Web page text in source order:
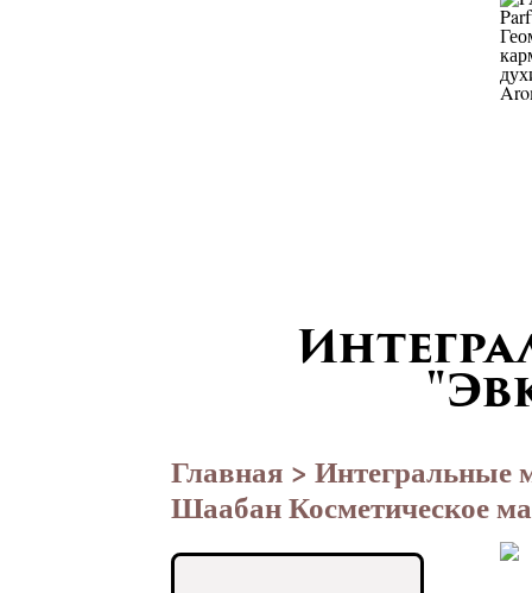
Главная > Интегральные
Шаабан Косметическое